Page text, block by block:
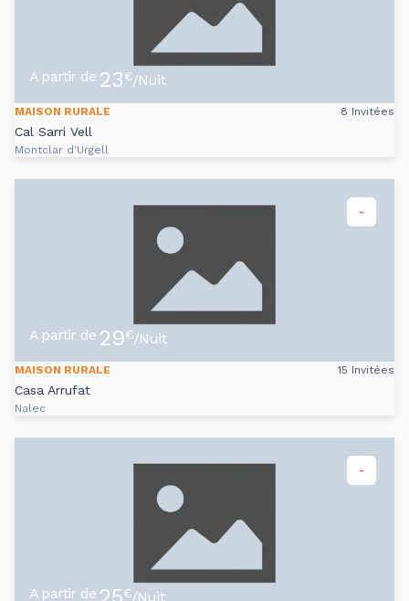
A partir de 23€/Nuit
MAISON RURALE 8 Invitées
Cal Sarri Vell
Montclar d'Urgell
-
A partir de 29€/Nuit
MAISON RURALE 15 Invitées
Casa Arrufat
Nalec
-
A partir de €/Nuit